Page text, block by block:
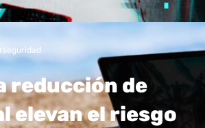
reducción de
elevan el riesgo